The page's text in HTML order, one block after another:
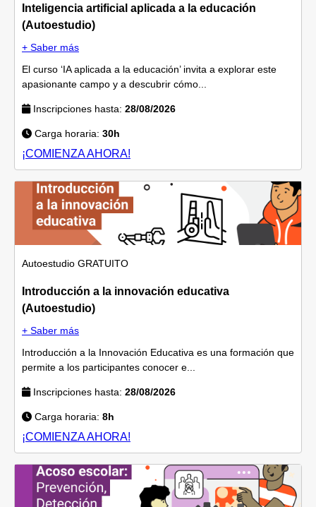
Inteligencia artificial aplicada a la educación
(Autoestudio)
+ Saber más
El curso ‘IA aplicada a la educación’ invita a explorar este
apasionante campo y a descubrir cómo...
Inscripciones hasta: 28/08/2026
Carga horaria: 30h
¡COMIENZA AHORA!
Autoestudio GRATUITO
Introducción a la innovación educativa
(Autoestudio)
+ Saber más
Introducción a la Innovación Educativa es una formación que
permite a los participantes conocer e...
Inscripciones hasta: 28/08/2026
Carga horaria: 8h
¡COMIENZA AHORA!